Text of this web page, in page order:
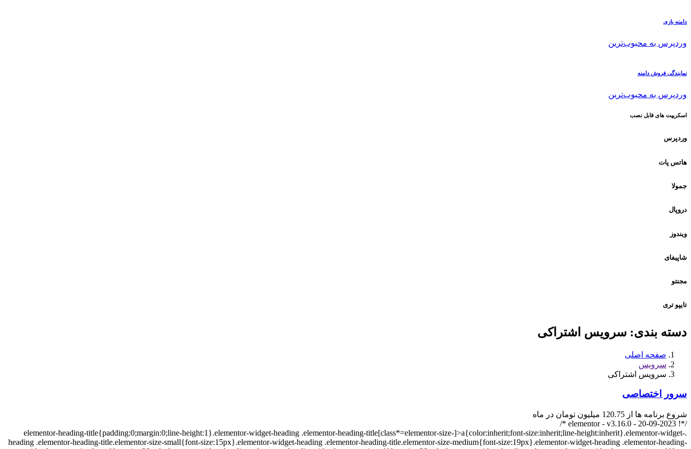
دامنه بازی
وردپرس به محبوب‌ترین
نمایندگی فروش دامنه
وردپرس به محبوب‌ترین
اسکریپت های قابل نصب
وردپرس
هاتس پات
جمولا
دروپال
ویندوز
شاپیفای
مجنتو
تایپو تری
دسته بندی: سرویس اشتراکی
صفحه اصلی
سرویس
سرویس اشتراکی
سرور اختصاصی
شروع برنامه ها از 120.75 میلیون تومان در ماه
/*! elementor - v3.16.0 - 20-09-2023 */
.elementor-heading-title{padding:0;margin:0;line-height:1}.elementor-widget-heading .elementor-heading-title[class*=elementor-size-]>a{color:inherit;font-size:inherit;line-height:inherit}.elementor-widget-
heading .elementor-heading-title.elementor-size-small{font-size:15px}.elementor-widget-heading .elementor-heading-title.elementor-size-medium{font-size:19px}.elementor-widget-heading .elementor-heading-